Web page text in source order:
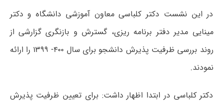
در این نشست دکتر کلباسی معاون آموزشی دانشگاه و دکتر
مینایی مدیر دفتر برنامه ریزی، گسترش و بازنگری گزارشی از
روند بررسی ظرفیت پذیرش دانشجو برای سال ۴۰۰- ۱۳۹۹ را ارائه
نمودند.
دکتر کلباسی در ابتدا اظهار داشت: برای تعیین ظرفیت پذیرش